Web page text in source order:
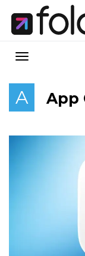
A App